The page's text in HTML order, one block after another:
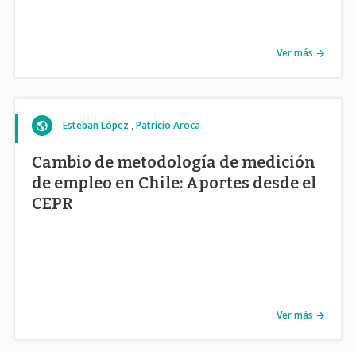
Ver más
Esteban López Patricio Aroca
Cambio de metodología de medición
de empleo en Chile: Aportes desde el
CEPR
Ver más